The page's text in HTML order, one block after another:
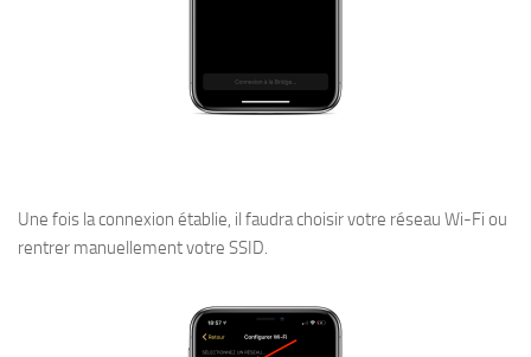
Une fois la connexion établie, il faudra choisir votre réseau Wi-Fi ou
rentrer manuellement votre SSID.